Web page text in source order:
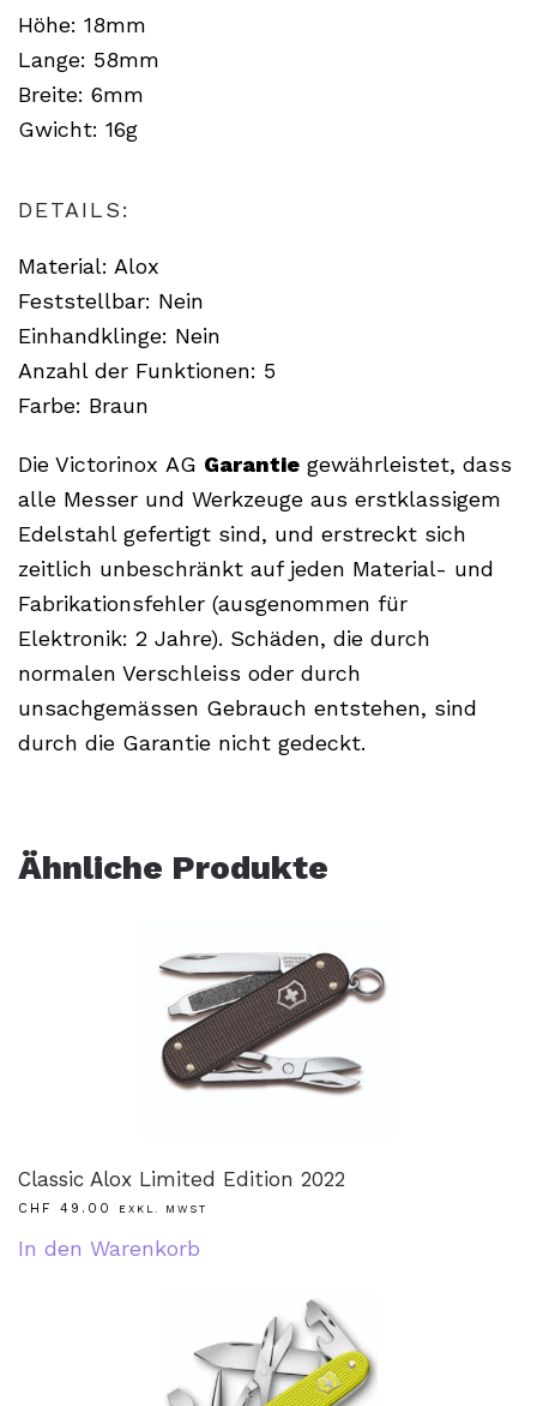
Höhe: 18mm
Lange: 58mm
Breite: 6mm
Gwicht: 16g
DETAILS:
Material: Alox
Feststellbar: Nein
Einhandklinge: Nein
Anzahl der Funktionen: 5
Farbe: Braun
Die Victorinox AG Garantie gewährleistet, dass
alle Messer und Werkzeuge aus erstklassigem
Edelstahl gefertigt sind, und erstreckt sich
zeitlich unbeschränkt auf jeden Material- und
Fabrikationsfehler (ausgenommen für
Elektronik: 2 Jahre). Schäden, die durch
normalen Verschleiss oder durch
unsachgemässen Gebrauch entstehen, sind
durch die Garantie nicht gedeckt.
Ähnliche Produkte
Classic Alox Limited Edition 2022
CHF 49.00 EXKL. MWST
In den Warenkorb